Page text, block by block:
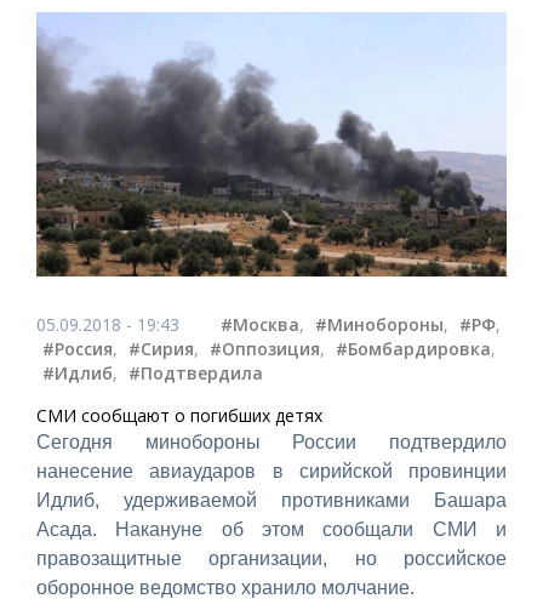
05.09.2018 - 19:43 #Москва, #Минобороны, #РФ,
#Россия, #Сирия, #Оппозиция, #Бомбардировка,
#Идлиб, #Подтвердила
СМИ сообщают о погибших детях
Сегодня минобороны России подтвердило
нанесение авиаударов в сирийской провинции
Идлиб, удерживаемой противниками Башара
Асада. Накануне об этом сообщали СМИ и
правозащитные организации, но российское
оборонное ведомство хранило молчание.